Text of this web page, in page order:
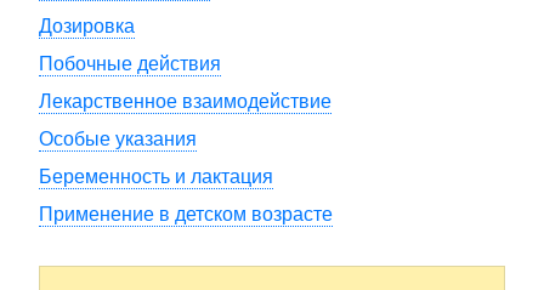
Дозировка
Побочные действия
Лекарственное взаимодействие
Особые указания
Беременность и лактация
Применение в детском возрасте